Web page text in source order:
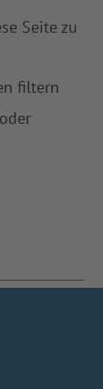
Seite zu
filtern